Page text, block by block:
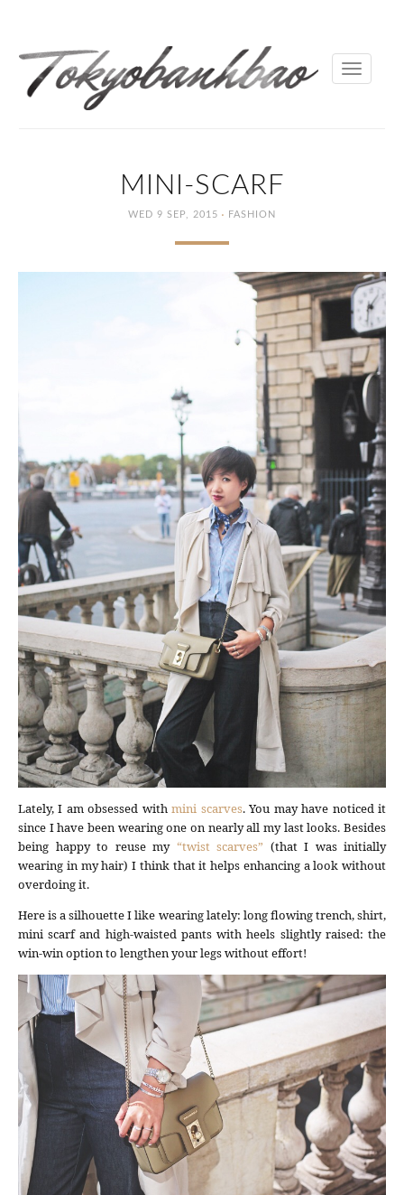
Toggle
MINI-SCARF
WED 9 SEP, 2015 · FASHION
Lately, I am obsessed withmini scarves. You may have noticed it
since I have been wearing one on nearly all my last looks. Besides
being happy to reuse my “twist scarves” (that I was initially
wearing in my hair) I think that it helps enhancing a look without
overdoing it.
Here is a silhouette I like wearing lately: long flowing trench, shirt,
mini scarf and high-waisted pants with heels slightly raised: the
win-win option to lengthen your legs without effort!